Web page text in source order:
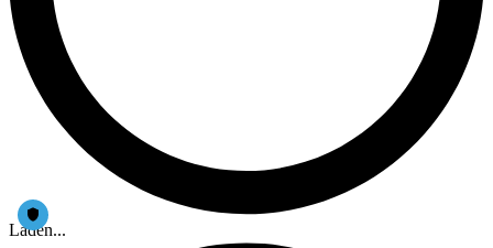
Laden...